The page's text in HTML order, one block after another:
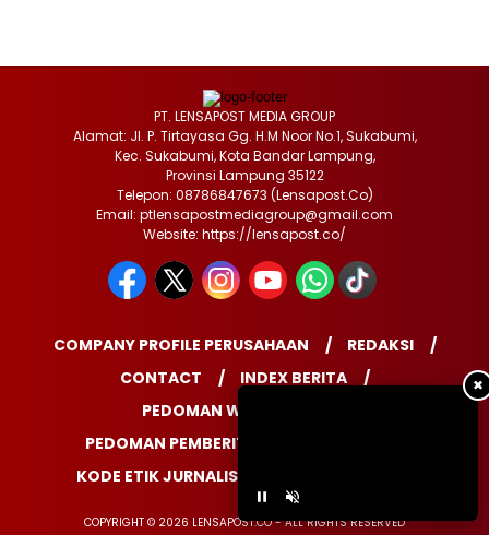
✖
PT. LENSAPOST MEDIA GROUP
Alamat: Jl. P. Tirtayasa Gg. H.M Noor No.1, Sukabumi,
Kec. Sukabumi, Kota Bandar Lampung,
Provinsi Lampung 35122
Telepon: 08786847673 (Lensapost.Co)
Email: ptlensapostmediagroup@gmail.com
Website: https://lensapost.co/
COMPANY PROFILE PERUSAHAAN
REDAKSI
CONTACT
INDEX BERITA
PEDOMAN WARTAWAN
PEDOMAN PEMBERITAAN MEDIA SIBER
KODE ETIK JURNALISTIK
COPYRIGHT © 2026 LENSAPOST.CO - ALL RIGHTS RESERVED